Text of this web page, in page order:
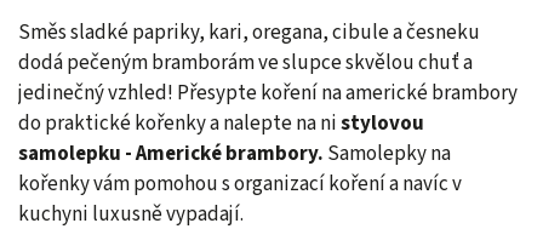
Směs sladké papriky, kari, oregana, cibule a česneku
dodá pečeným bramborám ve slupce skvělou chuť a
jedinečný vzhled! Přesypte koření na americké brambory
do praktické kořenky a nalepte na nistylovou
samolepku - Americké brambory. Samolepky na
kořenky vám pomohou s organizací koření a navíc v
kuchyni luxusně vypadají.